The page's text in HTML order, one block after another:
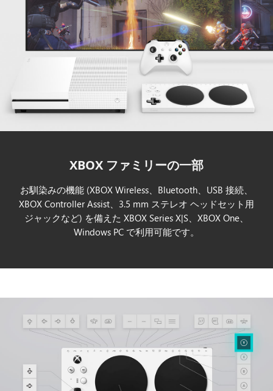
XBOX ファミリーの一部
お馴染みの機能 (XBOX Wireless、Bluetooth、USB 接続、
XBOX Controller Assist、3.5 mm ステレオ ヘッドセット用
ジャックなど) を備えた XBOX Series X|S、XBOX One、
Windows PC で利用可能です。